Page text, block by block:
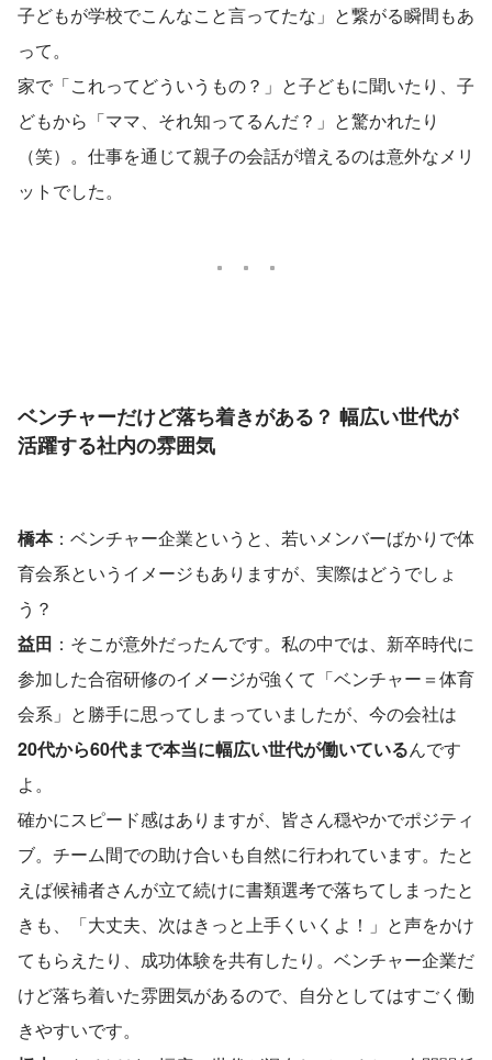
子どもが学校でこんなこと言ってたな」と繋がる瞬間もあ
って。
家で「これってどういうもの？」と子どもに聞いたり、子
どもから「ママ、それ知ってるんだ？」と驚かれたり
（笑）。仕事を通じて親子の会話が増えるのは意外なメリ
ットでした。
ベンチャーだけど落ち着きがある？ 幅広い世代が
活躍する社内の雰囲気
橋本：ベンチャー企業というと、若いメンバーばかりで体
育会系というイメージもありますが、実際はどうでしょ
う？
益田 ：そこが意外だったんです。私の中では、新卒時代に
参加した合宿研修のイメージが強くて「ベンチャー＝体育
会系」と勝手に思ってしまっていましたが、今の会社は
20代から60代まで本当に幅広い世代が働いているんです
よ。
確かにスピード感はありますが、皆さん穏やかでポジティ
ブ。チーム間での助け合いも自然に行われています。たと
えば候補者さんが立て続けに書類選考で落ちてしまったと
きも、「大丈夫、次はきっと上手くいくよ！」と声をかけ
てもらえたり、成功体験を共有したり。ベンチャー企業だ
けど落ち着いた雰囲気があるので、自分としてはすごく働
きやすいです。